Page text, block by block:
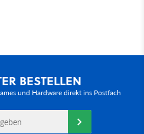
BESTELLEN
und Hardware direkt ins Postfach